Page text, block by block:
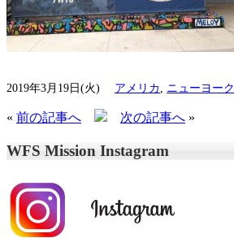
2019年3月19日(火) アメリカ ニューヨーク
« 前の記事へ 次の記事へ »
WFS Mission Instagram